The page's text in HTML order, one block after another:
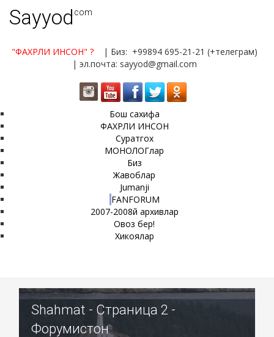
Sayyod.com
"ФАХРЛИ ИНСОН" ?
| Биз: +99894 695-21-21 (+телеграм)
| эл.почта: sayyod@gmail.com
Бош сахифа
ФАХРЛИ ИНСОН
Суратгох
МОНОЛОГлар
Биз
Жавоблар
Jumanji
FANFORUM
2007-2008й архивлар
Овоз бер!
Хикоялар
Shahmat - Страница 2 -
Форумистон